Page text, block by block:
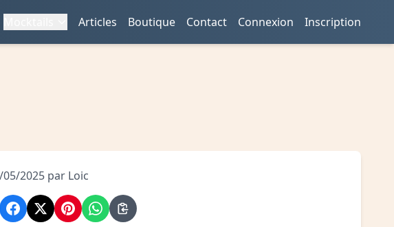
Articles Boutique Contact Connexion Inscription
05/2025 par Loic